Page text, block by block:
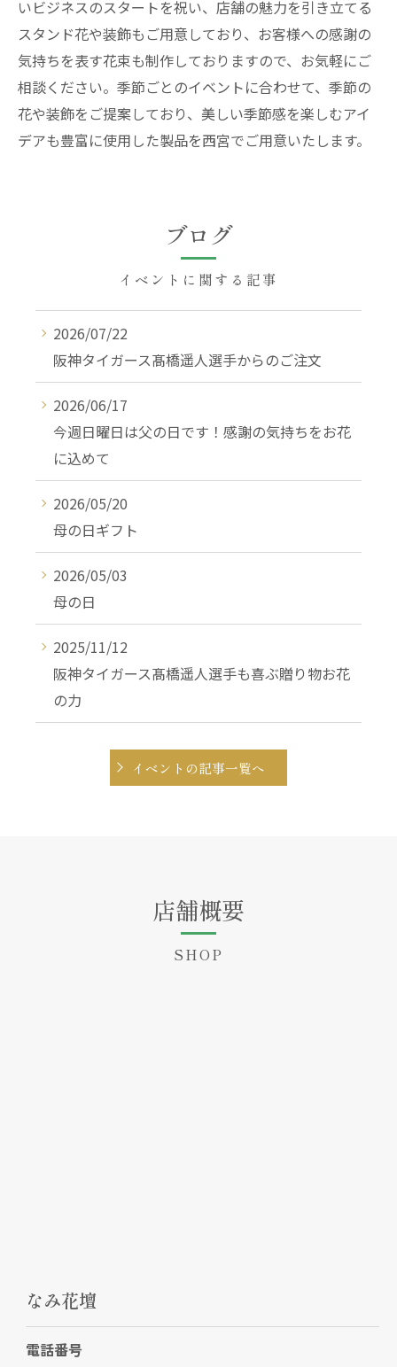
いビジネスのスタートを祝い、店舗の魅力を引き立てる
スタンド花や装飾もご用意しており、お客様への感謝の
気持ちを表す花束も制作しておりますので、お気軽にご
相談ください。季節ごとのイベントに合わせて、季節の
花や装飾をご提案しており、美しい季節感を楽しむアイ
デアも豊富に使用した製品を西宮でご用意いたします。
ブログ
イベントに関する記事
2026/07/22
阪神タイガース髙橋遥人選手からのご注文
2026/06/17
今週日曜日は父の日です！感謝の気持ちをお花
に込めて
2026/05/20
母の日ギフト
2026/05/03
母の日
2025/11/12
阪神タイガース髙橋遥人選手も喜ぶ贈り物お花
の力
イベントの記事一覧へ
店舗概要
SHOP
なみ花壇
電話番号